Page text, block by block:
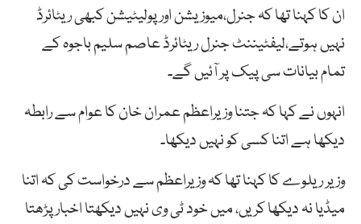
ان کا کہنا تھا کہ جنرل،میوزیشن اور پولیٹیشن کبھی ریٹائرڈ
نہیں ہوتے،لیفٹیننٹ جنرل ریٹائرڈ عاصم سلیم باجوہ کے
تمام بیانات سی پیک پر آئیں گے۔
انہوں نے کہا کہ جتنا وزیراعظم عمران خان کا عوام سے رابطہ
دیکھا ہے اتنا کسی کو نہیں دیکھا۔
وزیر ریلوے کا کہنا تھا کہ وزیراعظم سے درخواست کی کہ اتنا
میڈیا نہ دیکھا کریں، میں خود ٹی وی نہیں دیکھتا اخبار پڑھتا